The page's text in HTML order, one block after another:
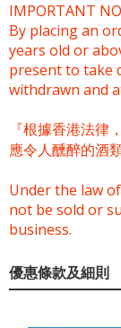
IMPORTANT
By placing an
years old or
present to take
withdrawn and
『根據香港法律
應令人醺醉的酒
Under the law
not be sold or
business.
優惠條款及細則